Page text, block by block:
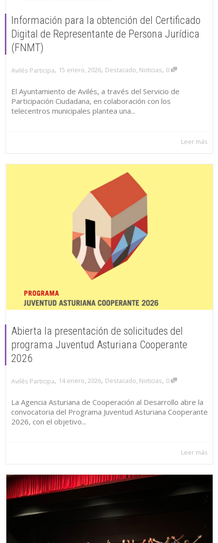
Información para la obtención del Certificado
Digital de Representante de Persona Jurídica
(FNMT)
Avilés Participa, 15 enero, 2026, Destacado, Noticias, 0
El Ayuntamiento de Avilés, a través del Servicio de
Participación Ciudadana, en colaboración con los
telecentros municipales plantea una...
Leer más
Abierta la presentación de solicitudes del
programa Juventud Asturiana Cooperante
2026
Avilés Participa, 14 enero, 2026, Destacado, Noticias, 0
La Agencia Asturiana de Cooperación al Desarrollo abre la
convocatoria del Programa Juventud Asturiana Cooperante
2026, con el objetivo...
Leer más